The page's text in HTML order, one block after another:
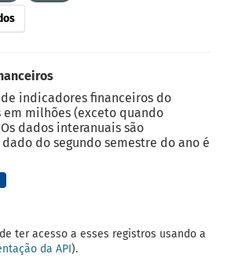
indicadores financeiros do
em milhões (exceto quando
dados interanuais são
do segundo semestre do ano é
ter acesso a esses registros usando a
da API).